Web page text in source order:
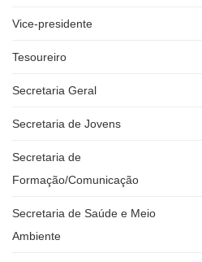
Vice-presidente
Tesoureiro
Secretaria Geral
Secretaria de Jovens
Secretaria de
Formação/Comunicação
Secretaria de Saúde e Meio
Ambiente